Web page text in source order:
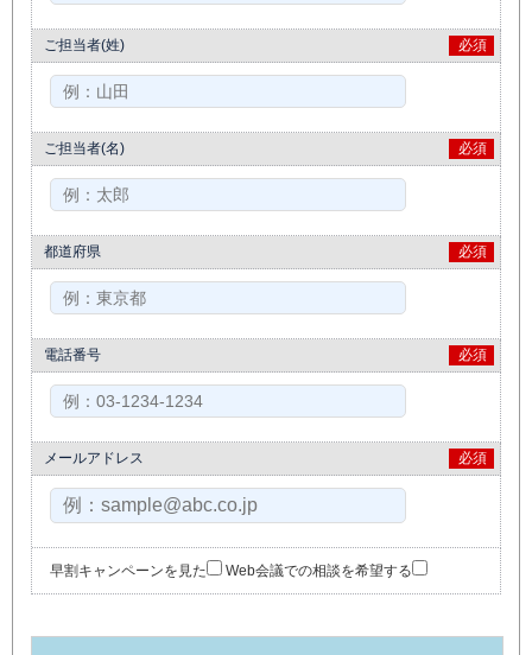
ご担当者(姓) 必須
ご担当者(名) 必須
都道府県 必須
電話番号 必須
メールアドレス 必須
早割キャンペーンを見た Web会議での相談を希望する